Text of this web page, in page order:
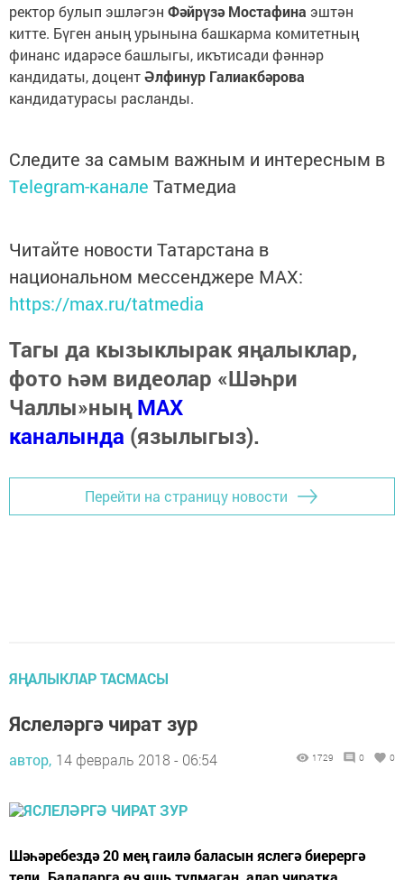
ректор булып эшләгэн Фәйрүзә Мостафина эштән
китте. Бүген аның урынына башкарма комитетның
финанс идарәсе башлыгы, икътисади фәннәр
кандидаты, доцентӘлфинур Галиакбәрова
кандидатурасы расланды.
Следите за самым важным и интересным в
Telegram-канале Татмедиа
Читайте новости Татарстана в
национальном мессенджере MАХ:
https://max.ru/tatmedia
Тагы да кызыклырак яңалыклар,
фото һәм видеолар «Шәһри
Чаллы»ныңMAX
каналында (язылыгыз).
Перейти на страницу новости
ЯҢАЛЫКЛАР ТАСМАСЫ
Яслеләргә чират зур
автор, 14 февраль 2018 - 06:54 1729 0 0
Шәһәребездә 20 мең гаилә баласын яслегә биерергә